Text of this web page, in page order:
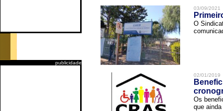
publicidade
03/09/2021
O
02/01/2019
Os
que